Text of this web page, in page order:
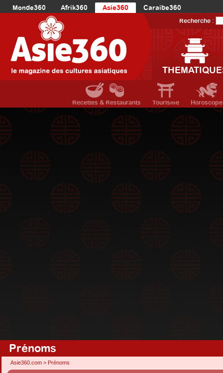
Monde360 Afrik360 Asie360
Caraibe360
Europe360
AmériqueDuNord360
Océanie360
Recherche :
Recettes & Restaurants Tourisme Horoscope
Prénoms
Asie360.com > Prénoms